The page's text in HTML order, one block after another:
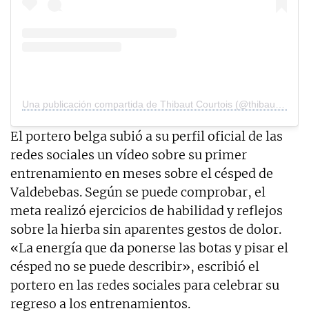
Una publicación compartida de Thibaut Courtois (@thibautcourtois)
El portero belga subió a su perfil oficial de las
redes sociales un vídeo sobre su primer
entrenamiento en meses sobre el césped de
Valdebebas. Según se puede comprobar, el
meta realizó ejercicios de habilidad y reflejos
sobre la hierba sin aparentes gestos de dolor.
«La energía que da ponerse las botas y pisar el
césped no se puede describir», escribió el
portero en las redes sociales para celebrar su
regreso a los entrenamientos.